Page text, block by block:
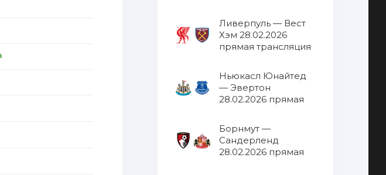
Ливерпуль — Вест
Хэм 28.02.2026
прямая трансляция
Ньюкасл Юнайтед
— Эвертон
28.02.2026 прямая
Борнмут —
Сандерленд
28.02.2026 прямая